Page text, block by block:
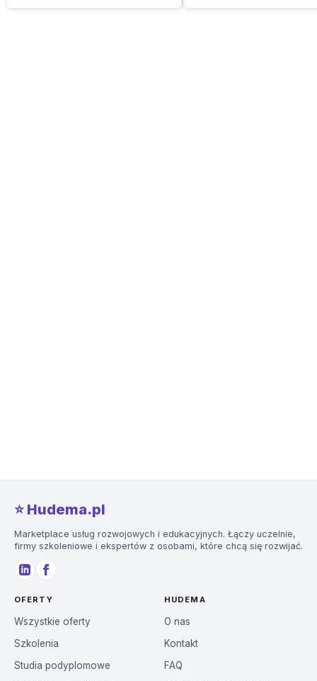
⭐️ Hudema.pl
Marketplace usług rozwojowych i edukacyjnych. Łączy uczelnie,
firmy szkoleniowe i ekspertów z osobami, które chcą się rozwijać.
OFERTY
Wszystkie oferty
Szkolenia
Studia podyplomowe
HUDEMA
O nas
Kontakt
FAQ